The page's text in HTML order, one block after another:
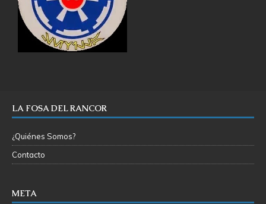
LA FOSA DEL RANCOR
¿Quiénes Somos?
Contacto
META